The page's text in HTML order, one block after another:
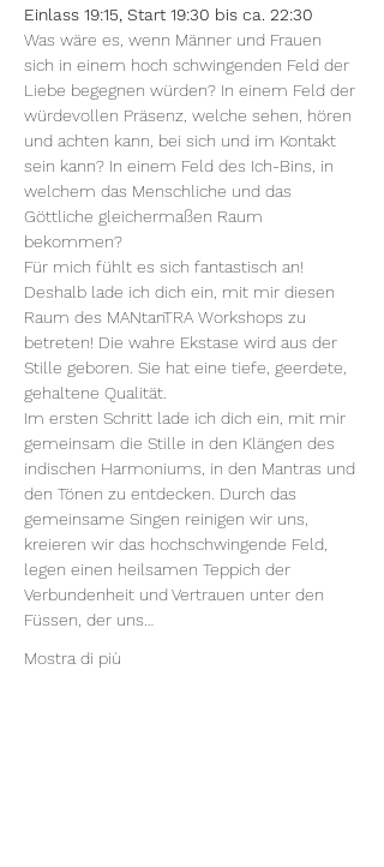
Einlass 19:15, Start 19:30 bis ca. 22:30
Was wäre es, wenn Männer und Frauen
sich in einem hoch schwingenden Feld der
Liebe begegnen würden? In einem Feld der
würdevollen Präsenz, welche sehen, hören
und achten kann, bei sich und im Kontakt
sein kann? In einem Feld des Ich-Bins, in
welchem das Menschliche und das
Göttliche gleichermaßen Raum
bekommen?
Für mich fühlt es sich fantastisch an!
Deshalb lade ich dich ein, mit mir diesen
Raum des MANtanTRA Workshops zu
betreten! Die wahre Ekstase wird aus der
Stille geboren. Sie hat eine tiefe, geerdete,
gehaltene Qualität.
Im ersten Schritt lade ich dich ein, mit mir
gemeinsam die Stille in den Klängen des
indischen Harmoniums, in den Mantras und
den Tönen zu entdecken. Durch das
gemeinsame Singen reinigen wir uns,
kreieren wir das hochschwingende Feld,
legen einen heilsamen Teppich der
Verbundenheit und Vertrauen unter den
Füssen, der uns…
Mostra di più